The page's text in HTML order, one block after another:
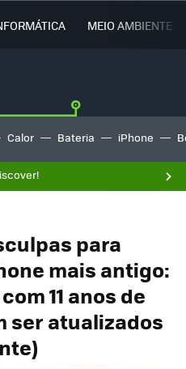
MEIO AMBIENTE
Calor Bateria iPhone
para
mais antigo:
11 anos de
ser atualizados